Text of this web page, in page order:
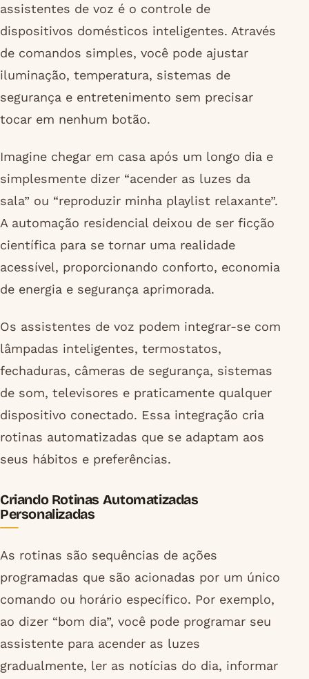
assistentes de voz é o controle de
dispositivos domésticos inteligentes. Através
de comandos simples, você pode ajustar
iluminação, temperatura, sistemas de
segurança e entretenimento sem precisar
tocar em nenhum botão.
Imagine chegar em casa após um longo dia e
simplesmente dizer “acender as luzes da
sala” ou “reproduzir minha playlist relaxante”.
A automação residencial deixou de ser ficção
científica para se tornar uma realidade
acessível, proporcionando conforto, economia
de energia e segurança aprimorada.
Os assistentes de voz podem integrar-se com
lâmpadas inteligentes, termostatos,
fechaduras, câmeras de segurança, sistemas
de som, televisores e praticamente qualquer
dispositivo conectado. Essa integração cria
rotinas automatizadas que se adaptam aos
seus hábitos e preferências.
Criando Rotinas Automatizadas
Personalizadas
As rotinas são sequências de ações
programadas que são acionadas por um único
comando ou horário específico. Por exemplo,
ao dizer “bom dia”, você pode programar seu
assistente para acender as luzes
gradualmente, ler as notícias do dia, informar